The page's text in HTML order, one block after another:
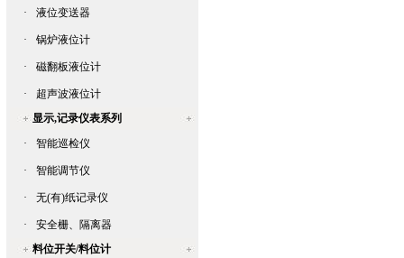
· 液位变送器
· 锅炉液位计
· 磁翻板液位计
·
超声波液位计
显示,记录仪表系列
·
智能巡检仪
· 智能调节仪
· 无(有)纸记录仪
·
安全栅、隔离器
料位开关/料位计